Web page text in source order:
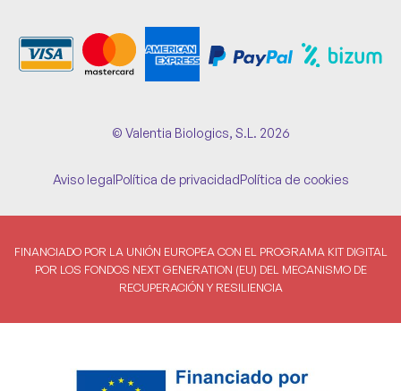
© Valentia Biologics, S.L. 2026
Aviso legalPolítica de privacidadPolítica de cookies
FINANCIADO POR LA UNIÓN EUROPEA CON EL PROGRAMA KIT DIGITAL
POR LOS FONDOS NEXT GENERATION (EU) DEL MECANISMO DE
RECUPERACIÓN Y RESILIENCIA